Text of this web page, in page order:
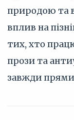
природою та
вплив на
тих, хто
прози та
завжди